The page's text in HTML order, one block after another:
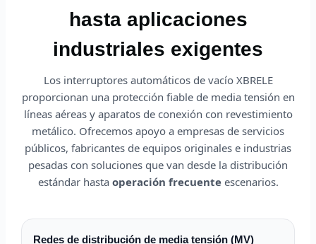
hasta aplicaciones
industriales exigentes
Los interruptores automáticos de vacío XBRELE
proporcionan una protección fiable de media tensión en
líneas aéreas y aparatos de conexión con revestimiento
metálico. Ofrecemos apoyo a empresas de servicios
públicos, fabricantes de equipos originales e industrias
pesadas con soluciones que van desde la distribución
estándar hasta operación frecuenteescenarios.
Redes de distribución de media tensión (MV)